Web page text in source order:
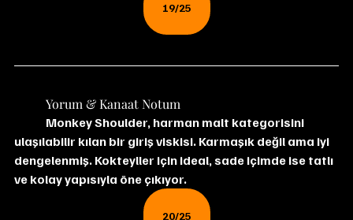
19/25
	Yorum & Kanaat Notum
ulaşılabilir kılan bir giriş viskisi. Karmaşık değil ama iyi
dengelenmiş. Kokteyller için ideal, sade içimde ise tatlı
ve kolay yapısıyla öne çıkıyor.
20/25